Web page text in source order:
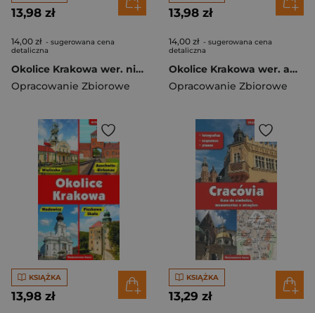
13,98 zł
14,00 zł - sugerowana cena
detaliczna
Okolice Krakowa wer. niemiecka
Opracowanie Zbiorowe
13,98 zł
14,00 zł - sugerowana cena
detaliczna
Okolice Krakowa wer. angielska
Opracowanie Zbiorowe
KSIĄŻKA
13,98 zł
KSIĄŻKA
13,29 zł